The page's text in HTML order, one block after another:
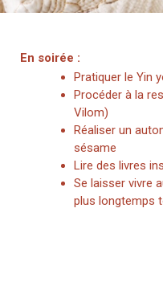
En soirée :
Pratiquer le Yin
Procéder à la
Vilom)
Réaliser un
sésame
Lire des livres
Se laisser vivre
plus longtemps